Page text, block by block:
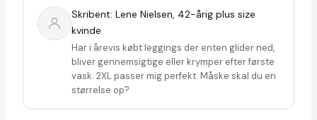
Skribent: Lene Nielsen, 42-årig plus size
kvinde
Har i årevis købt leggings der enten glider ned,
bliver gennemsigtige eller krymper efter første
vask. 2XL passer mig perfekt. Måske skal du en
størrelse op?